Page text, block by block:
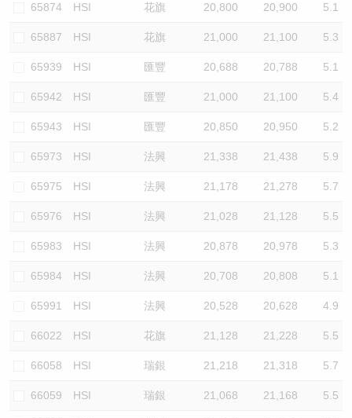
65874 HSI 花旗 20,800 20,900 5.1
65887 HSI 花旗 21,000 21,100 5.3
65939 HSI 匯豐 20,688 20,788 5.1
65942 HSI 匯豐 21,000 21,100 5.4
65943 HSI 匯豐 20,850 20,950 5.2
65973 HSI 法興 21,338 21,438 5.9
65975 HSI 法興 21,178 21,278 5.7
65976 HSI 法興 21,028 21,128 5.5
65983 HSI 法興 20,878 20,978 5.3
65984 HSI 法興 20,708 20,808 5.1
65991 HSI 法興 20,528 20,628 4.9
66022 HSI 花旗 21,128 21,228 5.5
66058 HSI 瑞銀 21,218 21,318 5.7
66059 HSI 瑞銀 21,068 21,168 5.5